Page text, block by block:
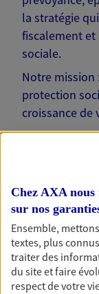
la stratégie
fiscalement
sociale.
Notre mission
protection
croissance de
Rencontrons-
Nos
Chez AXA nous
sur nos
Ensemble,
textes, plus
traiter des
du site et faire
respect de votre